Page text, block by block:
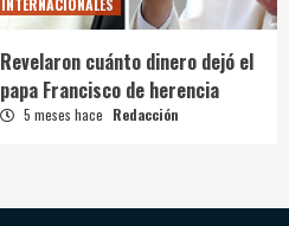
INTERNACIONALES
Revelaron cuánto dinero dejó el
papa Francisco de herencia
5 meses hace Redacción